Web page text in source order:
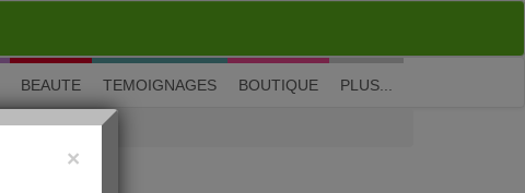
M'inscrire| Me connecter| ? Visite guidée
BEAUTE TEMOIGNAGES BOUTIQUE PLUS...
×